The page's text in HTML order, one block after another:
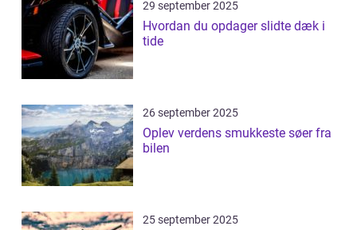
29 september 2025
Hvordan du opdager slidte dæk i
tide
26 september 2025
Oplev verdens smukkeste søer fra
bilen
25 september 2025